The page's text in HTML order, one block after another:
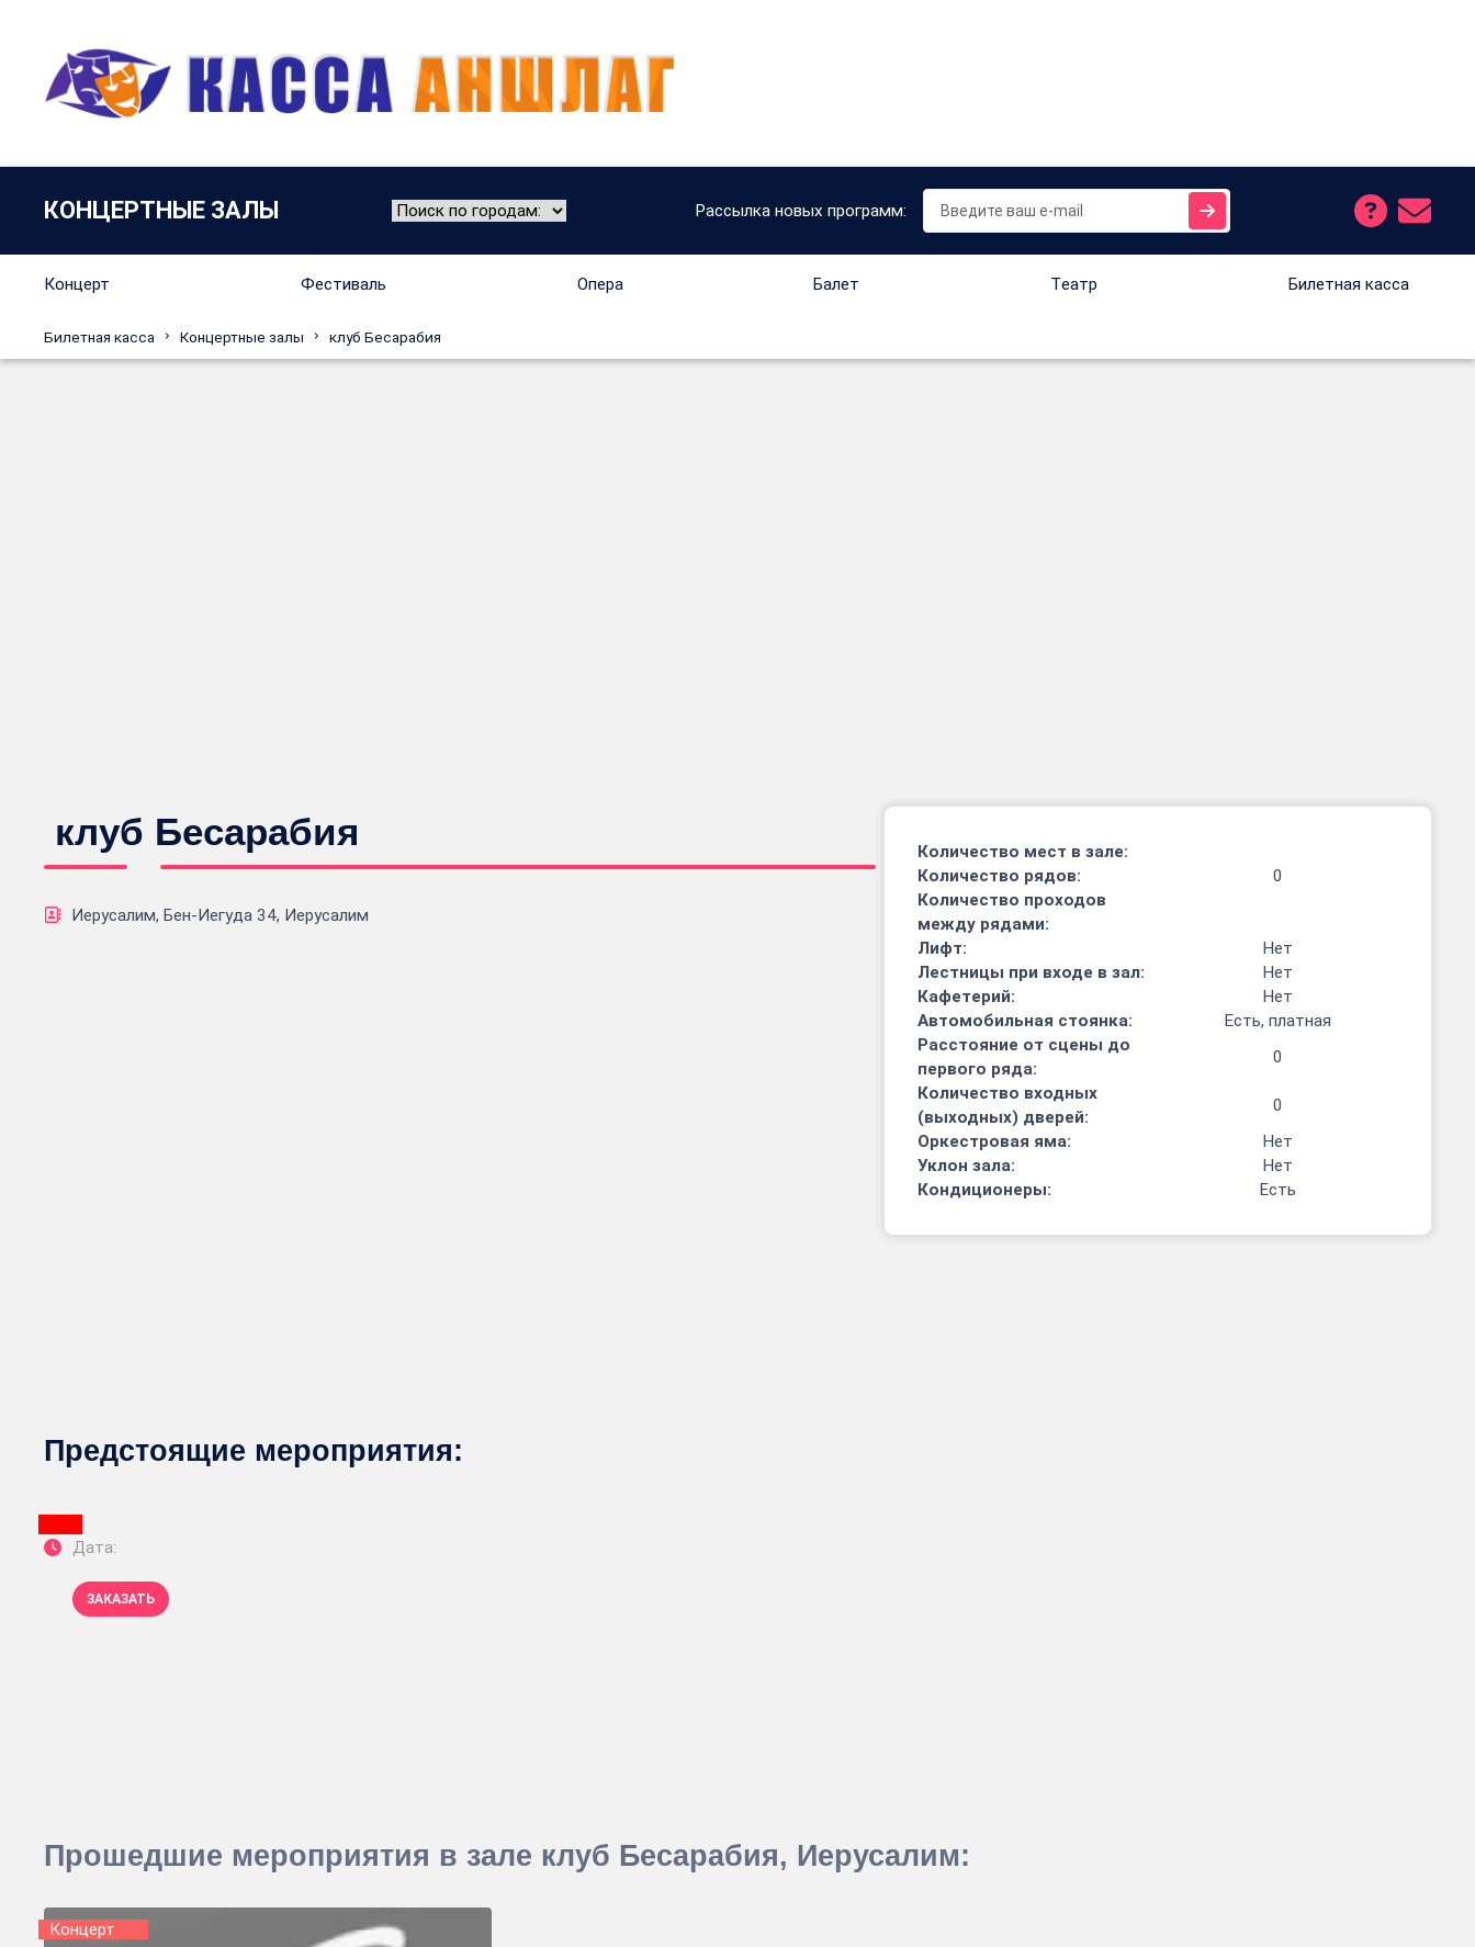
КОНЦЕРТНЫЕ ЗАЛЫ Рассылка новых программ:
Концерт Фестиваль Опера Балет Tеатр Билетная касса
Билетная касса Концертные залы клуб Бесарабия
клуб Бесарабия
Иерусалим, Бен-Иегуда 34, Иерусалим
Количество мест в зале:
Количество рядов:
0
Количество проходов
между рядами:
Лифт:
Нет
Лестницы при входе в зал:
Нет
Кафетерий:
Нет
Автомобильная стоянка:
Есть, платная
Расстояние от сцены до
первого ряда:
0
Количество входных
(выходных) дверей:
0
Оркестровая яма:
Нет
Уклон зала:
Нет
Кондиционеры:
Есть
Предстоящие мероприятия:
Дата:
ЗАКАЗАТЬ
Прошедшие мероприятия в зале клуб Бесарабия, Иерусалим:
Концерт